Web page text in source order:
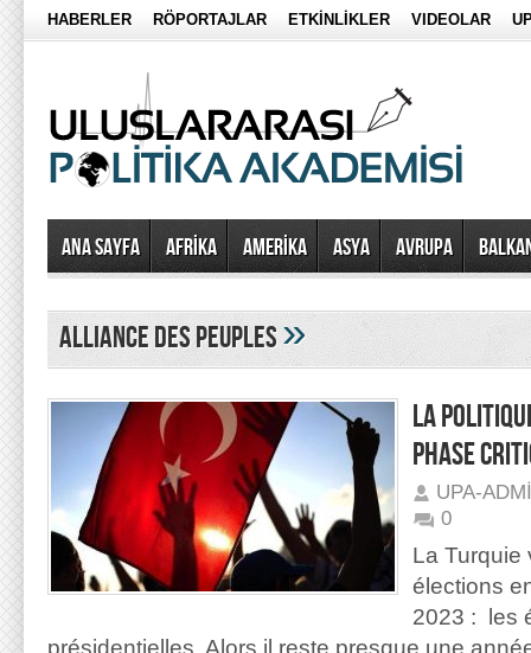
HABERLER RÖPORTAJLAR ETKİNLİKLER VIDEOLAR
Ana Sayfa AFRİKA AMERİKA ASYA AVRUPA
Alliance des peuples»
LA
PHASE
UPA-
0
La Turquie
élections
2023 : les
présidentielles. Alors il reste presque une